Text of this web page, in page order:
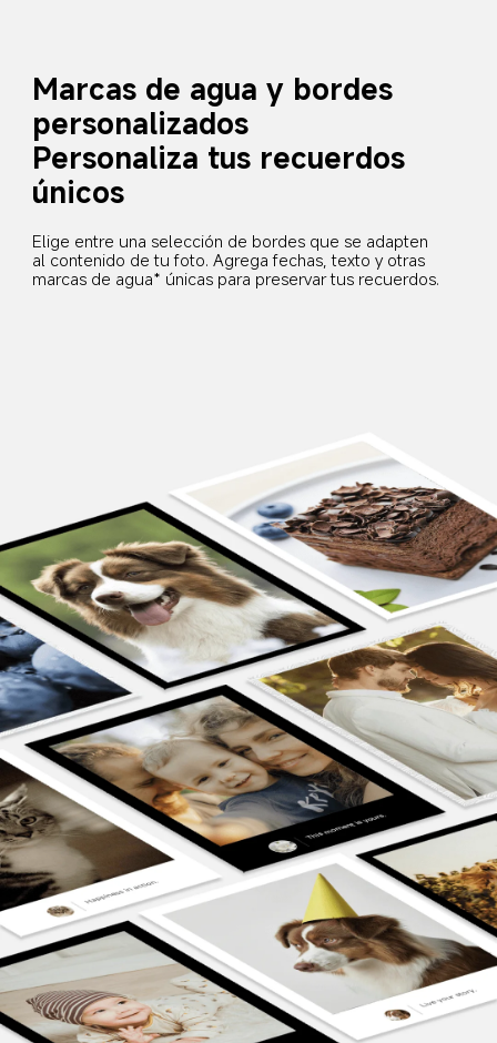
Marcas de agua y bordes
personalizados
Personaliza tus recuerdos
únicos
Elige entre una selección de bordes que se adapten
al contenido de tu foto. Agrega fechas, texto y otras
marcas de agua* únicas para preservar tus recuerdos.